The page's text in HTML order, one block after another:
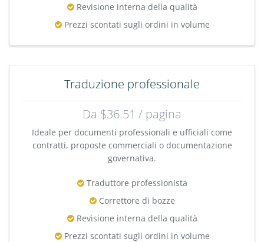
Revisione interna della qualità
Prezzi scontati sugli ordini in volume
Traduzione professionale
Da $36.51 / pagina
Ideale per documenti professionali e ufficiali come
contratti, proposte commerciali o documentazione
governativa.
Traduttore professionista
Correttore di bozze
Revisione interna della qualità
Prezzi scontati sugli ordini in volume